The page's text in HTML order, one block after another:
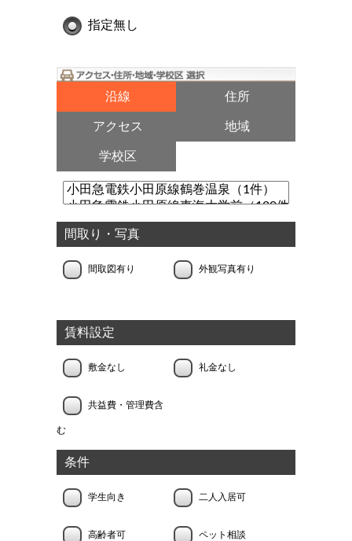
指定無し
沿線 住所
アクセス 地域
学校区
間取り・写真
間取図有り 外観写真有り
賃料設定
敷金なし 礼金なし
共益費・管理費含
む
条件
学生向き 二人入居可
高齢者可 ペット相談